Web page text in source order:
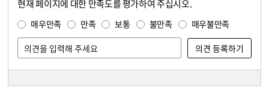
현재 페이지에 대한 만족도를 평가하여 주십시오.
매우만족 만족 보통 불만족 매우불만족